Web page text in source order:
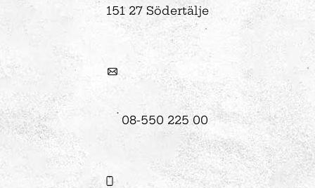
151 27 Södertälje
08-550 225 00